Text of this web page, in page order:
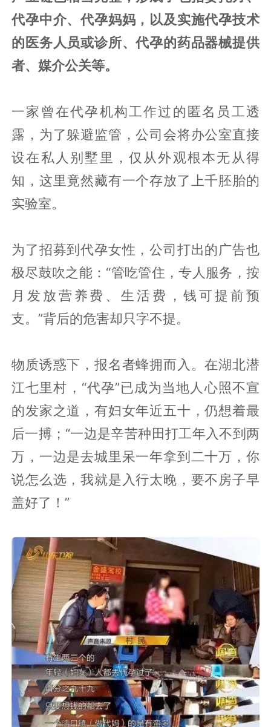
代孕中介、代孕妈妈，以及实施代孕技术
的医务人员或诊所、代孕的药品器械提供
者、媒介公关等。
一家曾在代孕机构工作过的匿名员工透
露，为了躲避监管，公司会将办公室直接
设在私人别墅里，仅从外观根本无从得
知，这里竟然藏有一个存放了上千胚胎的
实验室。
为了招募到代孕女性，公司打出的广告也
极尽鼓吹之能：“管吃管住，专人服务，按
月发放营养费、生活费，钱可提前预
支。”背后的危害却只字不提。
物质诱惑下，报名者蜂拥而入。在湖北潜
江七里村，“代孕”已成为当地人心照不宣
的发家之道，有妇女年近五十，仍想着最
后一搏；“一边是辛苦种田打工年入不到两
万，一边是去城里呆一年拿到二十万，你
说怎么选，我就是入行太晚，要不房子早
盖好了！”